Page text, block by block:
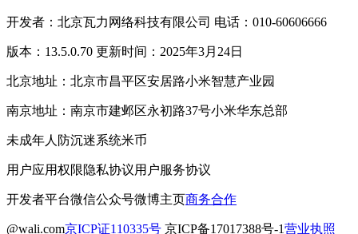
开发者：北京瓦力网络科技有限公司 电话：010-60606666
版本：13.5.0.70 更新时间：2025年3月24日
北京地址：北京市昌平区安居路小米智慧产业园
南京地址：南京市建邺区永初路37号小米华东总部
未成年人防沉迷系统米币
用户应用权限隐私协议用户服务协议
开发者平台微信公众号微博主页商务合作
@wali.com京ICP证110335号 京ICP备17017388号-1营业执照